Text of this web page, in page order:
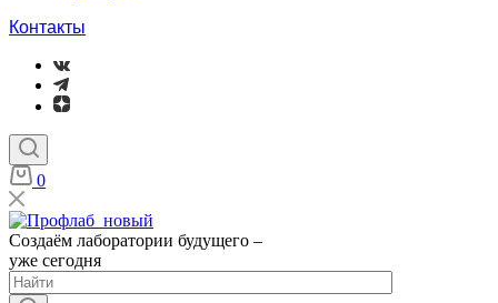
Контакты
0
Создаём лаборатории будущего –
уже сегодня